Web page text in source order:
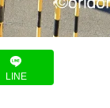
LINE